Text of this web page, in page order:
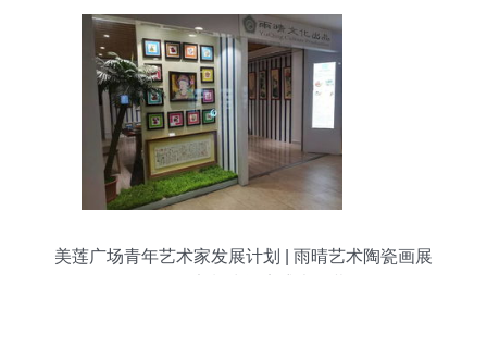
美莲广场青年艺术家发展计划 | 雨晴艺术陶瓷画展